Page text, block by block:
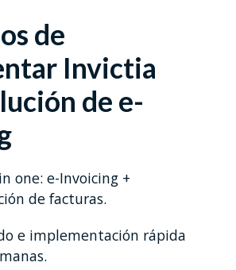
de
Invictia
de e-
one: e-Invoicing +
de facturas.
e implementación rápida